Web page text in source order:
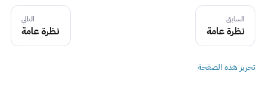
السابق
نظرة عامة
التالي
نظرة عامة
تحرير هذه الصفحة